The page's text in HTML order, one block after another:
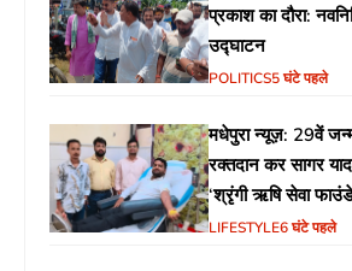
प्रकाश का दौरा:
उद्घाटन
POLITICS5 घंटे पहले
मधेपुरा न्यूज़: 29वें
रक्तदान कर सागर
‘श्रृंगी ऋषि सेवा
LIFESTYLE6 घंटे पहले